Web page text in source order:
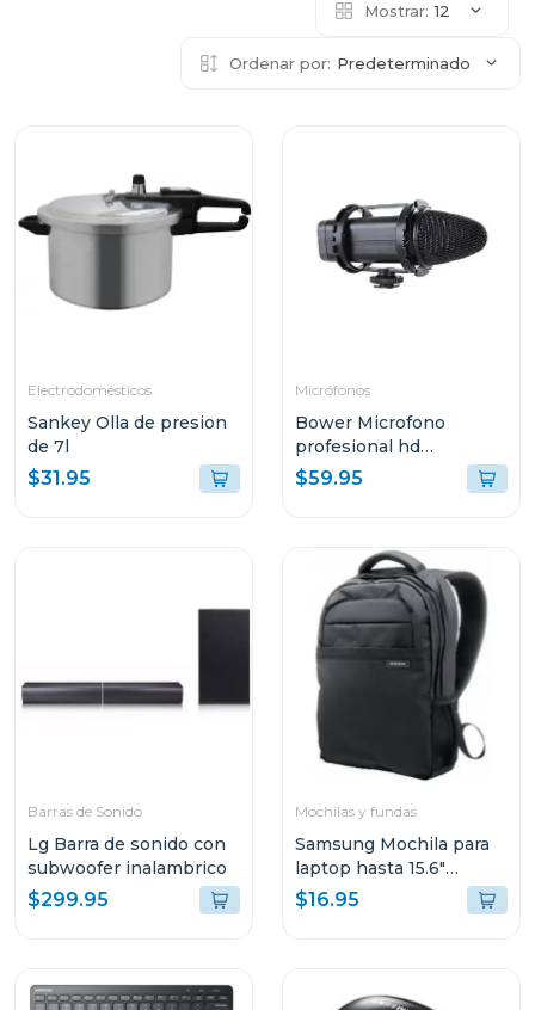
Mostrar: 12
Ordenar por: Predeterminado
Electrodomésticos
Sankey Olla de presion
de 7l
$31.95
Micrófonos
Bower Microfono
profesional hd
broadcast
$59.95
Barras de Sonido
Lg Barra de sonido con
subwoofer inalambrico
$299.95
Mochilas y fundas
Samsung Mochila para
laptop hasta 15.6"
aabp2nm
$16.95